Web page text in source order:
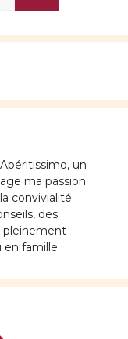
un
ma passion
convivialité.
des
pleinement
en famille.